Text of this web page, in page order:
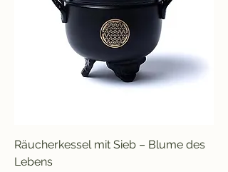
Räucherkessel mit Sieb – Blume des
Lebens